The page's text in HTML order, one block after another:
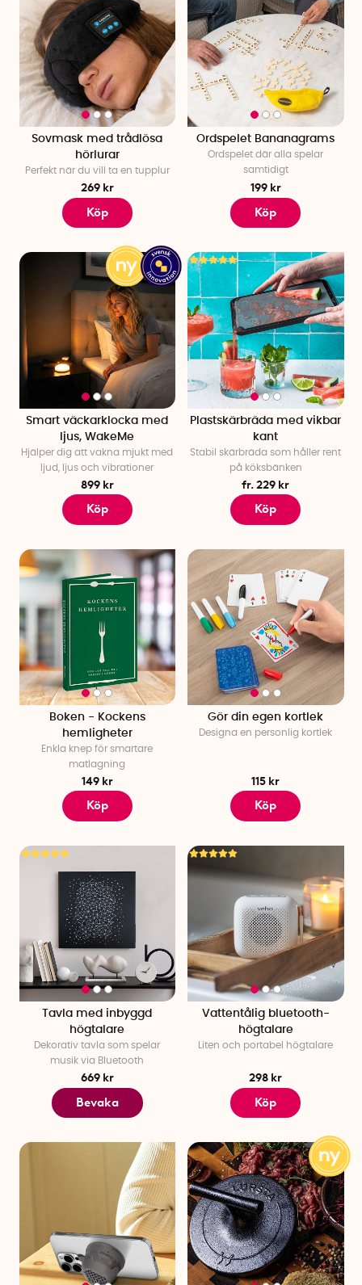
Sovmask med trådlösa
hörlurar
Perfekt när du vill ta en tupplur
269 kr
Köp
Ordspelet Bananagrams
Ordspelet där alla spelar
samtidigt
199 kr
Köp
Smart väckarklocka med
ljus, WakeMe
Hjälper dig att vakna mjukt med
ljud, ljus och vibrationer
899 kr
Köp
Plastskärbräda med vikbar
kant
Stabil skärbräda som håller rent
på köksbänken
fr. 229 kr
Köp
Boken - Kockens
hemligheter
Enkla knep för smartare
matlagning
149 kr
Köp
Gör din egen kortlek
Designa en personlig kortlek
115 kr
Köp
Tavla med inbyggd
högtalare
Dekorativ tavla som spelar
musik via Bluetooth
669 kr
Bevaka
Vattentålig bluetooth-
högtalare
Liten och portabel högtalare
298 kr
Köp